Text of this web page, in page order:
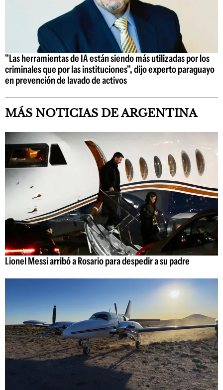
"Las herramientas de IA están siendo más utilizadas por los
criminales que por las instituciones", dijo experto paraguayo
en prevención de lavado de activos
MÁS NOTICIAS DE ARGENTINA
Lionel Messi arribó a Rosario para despedir a su padre